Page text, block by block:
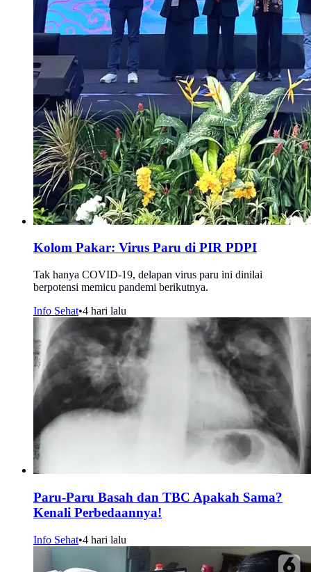
Kolom Pakar: Virus Paru di PIR PDPI
Tak hanya COVID-19, delapan virus paru ini dinilai
berpotensi memicu pandemi berikutnya.
Info Sehat•4 hari lalu
Paru-Paru Basah dan TBC Apakah Sama?
Kenali Perbedaannya!
Info Sehat•4 hari lalu